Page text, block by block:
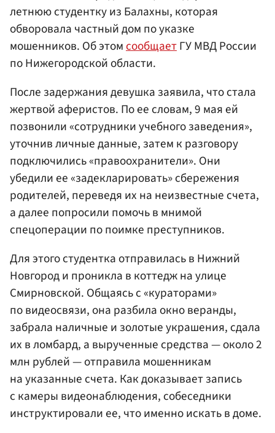
летнюю студентку из Балахны, которая
обворовала частный дом по указке
мошенников. Об этомсообщаетГУ МВД России
по Нижегородской области.
После задержания девушка заявила, что стала
жертвой аферистов. По ее словам, 9 мая ей
позвонили «сотрудники учебного заведения»,
уточнив личные данные, затем к разговору
подключились «правоохранители». Они
убедили ее «задекларировать» сбережения
родителей, переведя их на неизвестные счета,
а далее попросили помочь в мнимой
спецоперации по поимке преступников.
Для этого студентка отправилась в Нижний
Новгород и проникла в коттедж на улице
Смирновской. Общаясь с «кураторами»
по видеосвязи, она разбила окно веранды,
забрала наличные и золотые украшения, сдала
их в ломбард, а вырученные средства — около 2
млн рублей — отправила мошенникам
на указанные счета. Как доказывает запись
с камеры видеонаблюдения, собеседники
инструктировали ее, что именно искать в доме.